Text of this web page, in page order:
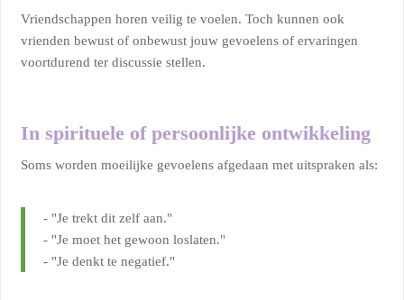
Vriendschappen horen veilig te voelen. Toch kunnen ook
vrienden bewust of onbewust jouw gevoelens of ervaringen
voortdurend ter discussie stellen.
In spirituele of persoonlijke ontwikkeling
Soms worden moeilijke gevoelens afgedaan met uitspraken als:
- "Je trekt dit zelf aan."
- "Je moet het gewoon loslaten."
- "Je denkt te negatief."